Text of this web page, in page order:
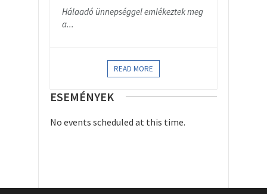
Hálaadó ünnepséggel emlékeztek meg
a...
READ MORE
ESEMÉNYEK
No events scheduled at this time.